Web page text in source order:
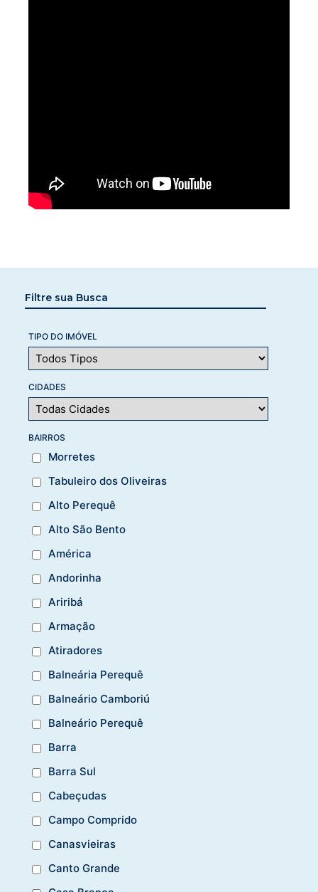
Filtre sua Busca
TIPO DO IMÓVEL
CIDADES
BAIRROS
Morretes
Tabuleiro dos Oliveiras
Alto Perequê
Alto São Bento
América
Andorinha
Ariribá
Armação
Atiradores
Balneária Perequê
Balneário Camboriú
Balneário Perequê
Barra
Barra Sul
Cabeçudas
Campo Comprido
Canasvieiras
Canto Grande